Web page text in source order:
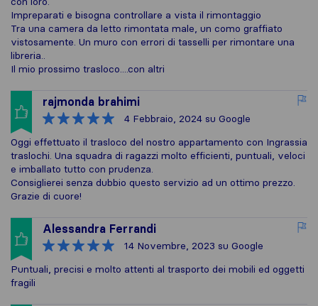
Impreparati e bisogna controllare a vista il rimontaggio
Tra una camera da letto rimontata male, un como graffiato
vistosamente. Un muro con errori di tasselli per rimontare una
libreria..
Il mio prossimo trasloco....con altri
rajmonda brahimi
4 Febbraio, 2024 su Google
Oggi effettuato il trasloco del nostro appartamento con Ingrassia
traslochi. Una squadra di ragazzi molto efficienti, puntuali, veloci
e imballato tutto con prudenza.
Consiglierei senza dubbio questo servizio ad un ottimo prezzo.
Grazie di cuore!
Alessandra Ferrandi
14 Novembre, 2023 su Google
Puntuali, precisi e molto attenti al trasporto dei mobili ed oggetti
fragili